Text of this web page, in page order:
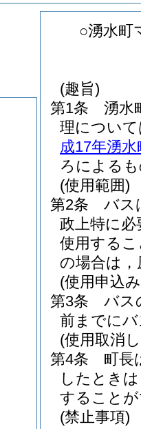
○湧水町
(趣旨)
第1条
湧水
理につい
成17年湧
ろによる
(使用範囲)
第2条
バス
政上特に
使用する
の場合は
(使用申込
第3条
バス
前までに
(使用取消
第4条
町長
したとき
すること
(禁止事項)